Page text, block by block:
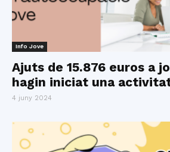
Info Jove
Ajuts de 15.876 euros a
hagin iniciat una
4 juny 2024